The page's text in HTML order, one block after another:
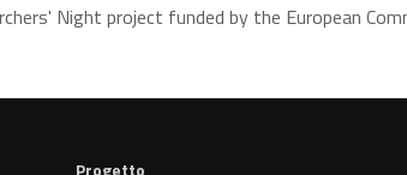
Night project funded by the European
Progetto